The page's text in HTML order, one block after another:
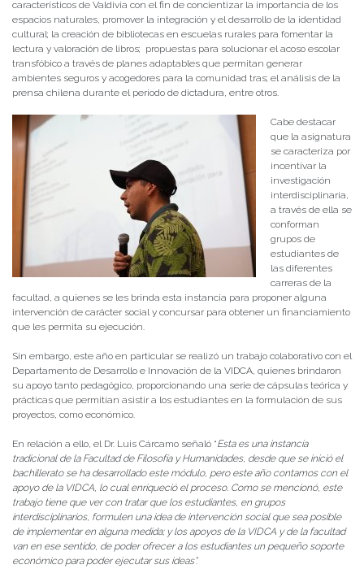
característicos de Valdivia con el fin de concientizar la importancia de los
espacios naturales, promover la integración y el desarrollo de la identidad
cultural; la creación de bibliotecas en escuelas rurales para fomentar la
lectura y valoración de libros; propuestas para solucionar el acoso escolar
transfóbico a través de planes adaptables que permitan generar
ambientes seguros y acogedores para la comunidad tras; el análisis de la
prensa chilena durante el periodo de dictadura, entre otros.
Cabe destacar
que la asignatura
se caracteriza por
incentivar la
investigación
interdisciplinaria,
a través de ella se
conforman
grupos de
estudiantes de
las diferentes
carreras de la
facultad, a quienes se les brinda esta instancia para proponer alguna
intervención de carácter social y concursar para obtener un financiamiento
que les permita su ejecución.
Sin embargo, este año en particular se realizó un trabajo colaborativo con el
Departamento de Desarrollo e Innovación de la VIDCA, quienes brindaron
su apoyo tanto pedagógico, proporcionando una serie de cápsulas teórica y
prácticas que permitían asistir a los estudiantes en la formulación de sus
proyectos, como económico.
En relación a ello, el Dr. Luis Cárcamo señaló “Esta es una instancia
tradicional de la Facultad de Filosofía y Humanidades, desde que se inició el
bachillerato se ha desarrollado este módulo, pero este año contamos con el
apoyo de la VIDCA, lo cual enriqueció el proceso. Como se mencionó, este
trabajo tiene que ver con tratar que los estudiantes, en grupos
interdisciplinarios, formulen una idea de intervención social que sea posible
de implementar en alguna medida; y los apoyos de la VIDCA y de la facultad
van en ese sentido, de poder ofrecer a los estudiantes un pequeño soporte
económico para poder ejecutar sus ideas”.